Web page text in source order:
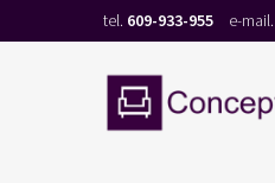
tel. 609-933-955 e-mail.